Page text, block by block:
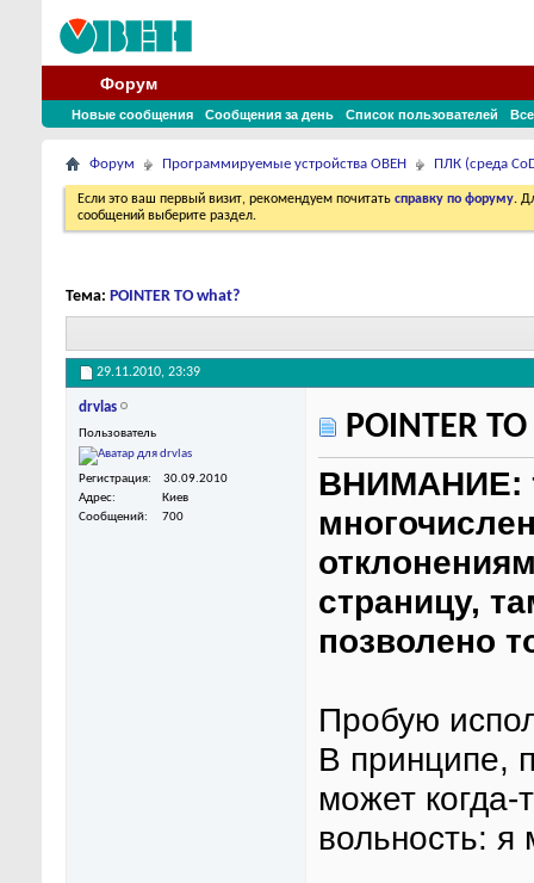
Форум
Новые сообщения Сообщения за день Список пользователей
Форум Программируемые устройства ОВЕН ПЛК (среда
Если это ваш первый визит, рекомендуем почитать справку по форуму.
сообщений выберите раздел.
Тема: POINTER TO what?
29.11.2010, 23:39
drvlas
Пользователь
Регистрация
30.09.2010
Адрес
Киев
Сообщений
700
POINTER
ВНИМАНИЕ:
страницу,
позволено
Пробую
В принципе,
может когда-
вольность: я